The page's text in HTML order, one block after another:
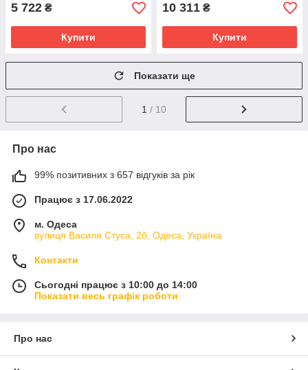
5 722 ₴
Купити
10 311 ₴
Купити
Показати ще
1 / 10
Про нас
99% позитивних з 657 відгуків за рік
Працює з 17.06.2022
м. Одеса
вулиця Василя Стуса, 2б, Одеса, Україна
Контакти
Сьогодні працює з 10:00 до 14:00
Показати весь графік роботи
Про нас